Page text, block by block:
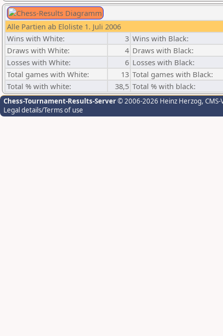
Alle Partien ab Eloliste 1. Juli 2006
Wins with White:
3 Wins with Black:
Draws with White:
4 Draws with Black:
Losses with White:
6 Losses with Black:
Total games with White:
13 Total games with Black:
Total % with white:
38,5 Total % with black:
Chess-Tournament-Results-Server© 2006-2026 Heinz Herzog,
Legal details/Terms of use